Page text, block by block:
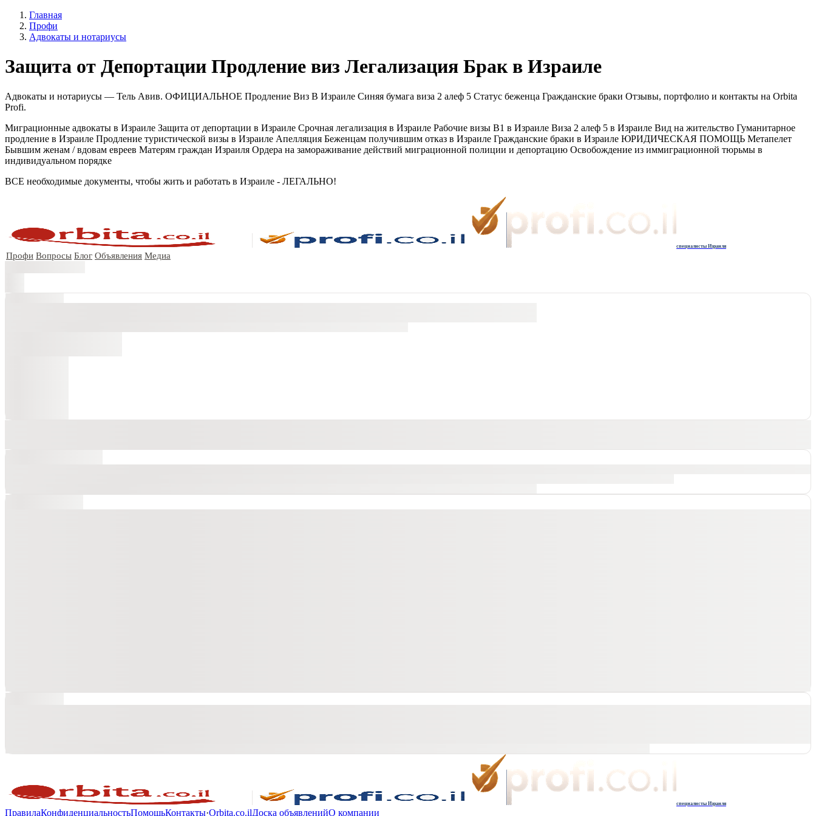
Главная
Профи
Адвокаты и нoтариусы
Защита от Депортации Продление виз Легализация Брак в Израиле
Адвокаты и нoтариусы — Тель Авив. ОФИЦИАЛЬНОЕ Продление Виз В Израиле Синяя бумага виза 2 алеф 5 Статус беженца Гражданские браки Отзывы, портфолио и контакты на Orbita
Profi.
Миграционные адвокаты в Израиле Защита от депортации в Израиле Срочная легализация в Израиле Рабочие визы В1 в Израиле Виза 2 алеф 5 в Израиле Вид на жительство Гуманитарное
продление в Израиле Продление туристической визы в Израиле Апелляция Беженцам получившим отказ в Израиле Гражданские браки в Израиле ЮРИДИЧЕСКАЯ ПОМОЩЬ Метапелет
Бывшим женам / вдовам евреев Матерям граждан Израиля Ордера на замораживание действий миграционной полиции и депортацию Освобождение из иммиграционной тюрьмы в
индивидуальном порядке
ВСЕ необходимые документы, чтобы жить и работать в Израиле - ЛЕГАЛЬНО!
специалисты Израиля
Профи Вопросы Блог Объявления Медиа
специалисты Израиля
ПравилаКонфиденциальностьПомощьКонтакты·Orbita.co.ilДоска объявленийО компании